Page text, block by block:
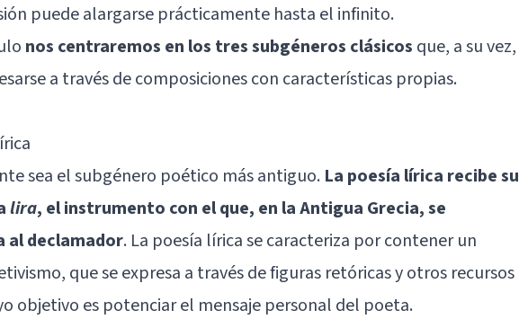
puede alargarse prácticamente hasta el infinito.
nos centraremos en los tres subgéneros clásicos que, a su vez,
a través de composiciones con características propias.
sea el subgénero poético más antiguo. La poesía lírica recibe su
lira, el instrumento con el que, en laAntigua Grecia, se
al declamador. La poesía lírica se caracteriza por contener un
que se expresa a través de figuras retóricas y otros recursos
objetivo es potenciar el mensaje personal del poeta.